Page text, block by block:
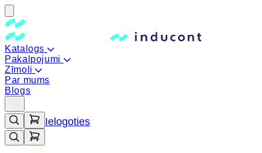
Katalogs
Pakalpojumi
Zīmoli
Par mums
Blogs
Ielogoties